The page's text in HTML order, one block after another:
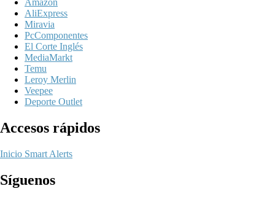
Amazon
AliExpress
Miravia
PcComponentes
El Corte Inglés
MediaMarkt
Temu
Leroy Merlin
Veepee
Deporte Outlet
Accesos rápidos
Inicio Smart Alerts
Síguenos